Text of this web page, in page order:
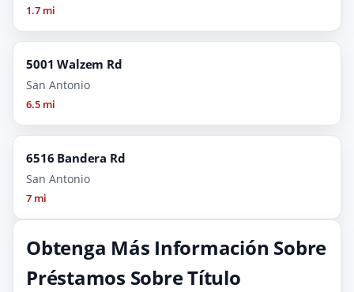
1.7 mi
5001 Walzem Rd
San Antonio
6.5 mi
6516 Bandera Rd
San Antonio
7 mi
Obtenga Más Información Sobre
Préstamos Sobre Título